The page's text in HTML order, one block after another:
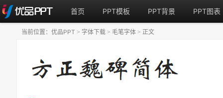
首页 PPT模板 PPT背景 PPT图表
当前位置： 优品PPT > 字体下载 > 毛笔字体 > 正文